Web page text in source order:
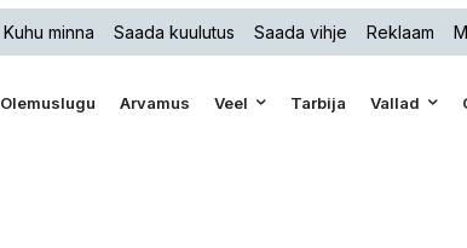
Kuhu minna Saada kuulutus Saada vihje Reklaam
Olemuslugu Arvamus Veel Tarbija Vallad